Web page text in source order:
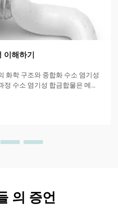
해하기
화학 구조와 중합화 수소 염기성
정 수소 염기성 합금합물은 메타
의 증언